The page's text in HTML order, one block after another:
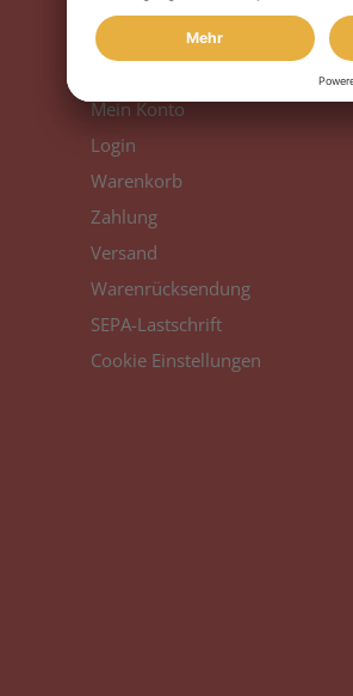
Mein Konto
Mein Konto
Login
Warenkorb
Zahlung
Versand
Warenrücksendung
SEPA-Lastschrift
Cookie Einstellungen